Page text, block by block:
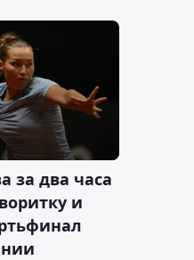
за два часа
и